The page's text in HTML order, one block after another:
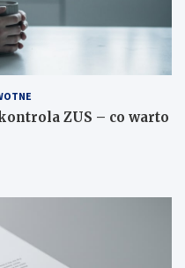
ZUS – co warto